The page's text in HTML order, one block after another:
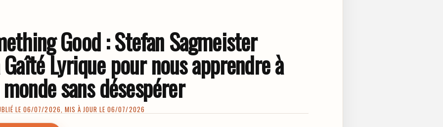
Good : Stefan Sagmeister
Lyrique pour nous apprendre à
sans désespérer
LE 06/07/2026, MIS À JOUR LE 06/07/2026